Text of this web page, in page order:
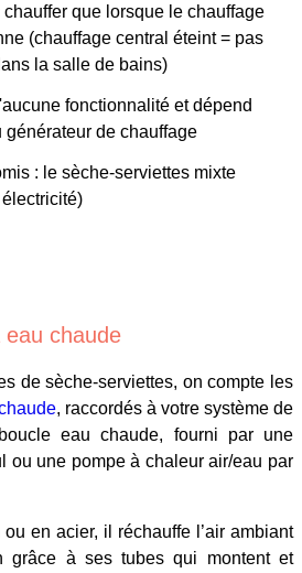
chauffer que lorsque le chauffage
(chauffage central éteint = pas
la salle de bains)
fonctionnalité et dépend
générateur de chauffage
: le sèche-serviettes mixte
chaude
de sèche-serviettes, on compte les
, raccordés à votre système de
eau chaude, fourni par une
ou une pompe à chaleur air/eau par
en acier, il réchauffe l’air ambiant
grâce à ses tubes qui montent et